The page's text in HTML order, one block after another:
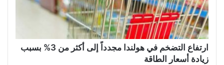
ارتفاع التضخم في هولندا مجدداً إلى أكثر من 3% بسبب
زيادة أسعار الطاقة